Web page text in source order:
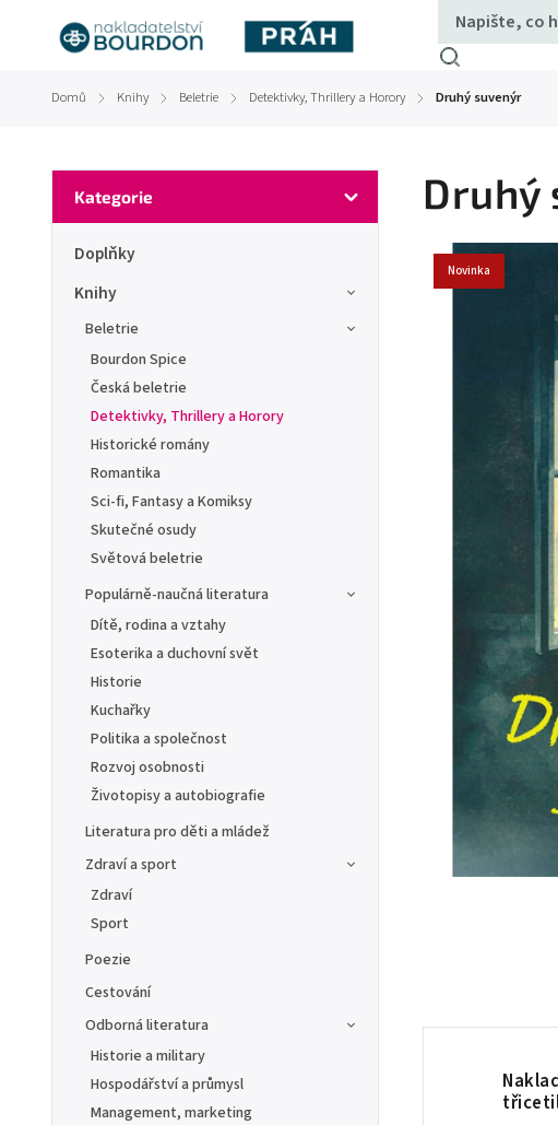
Domů / Knihy / Beletrie / Detektivky, Thrillery a Horory / Druhý suvenýr
Kategorie
Doplňky
Knihy
Beletrie
Bourdon Spice
Česká beletrie
Detektivky, Thrillery a Horory
Historické romány
Romantika
Sci-fi, Fantasy a Komiksy
Skutečné osudy
Světová beletrie
Populárně-naučná literatura
Dítě, rodina a vztahy
Esoterika a duchovní svět
Historie
Kuchařky
Politika a společnost
Rozvoj osobnosti
Životopisy a autobiografie
Literatura pro děti a mládež
Zdraví a sport
Zdraví
Sport
Poezie
Cestování
Odborná literatura
Historie a military
Hospodářství a průmysl
Management, marketing
Druhý
Novinka